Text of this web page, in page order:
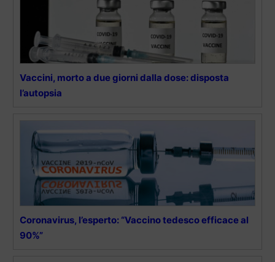
Vaccini, morto a due giorni dalla dose: disposta
l’autopsia
Coronavirus, l’esperto: “Vaccino tedesco efficace al
90%”